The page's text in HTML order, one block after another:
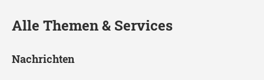
Alle Themen & Services
Nachrichten